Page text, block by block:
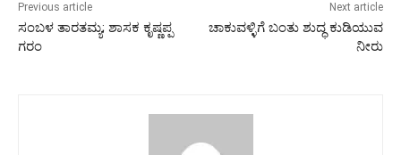
Previous article
ಸಂಬಳ ತಾರತಮ್ಯ; ಶಾಸಕ ಕೃಷ್ಣಪ್ಪ
ಗರಂ
Next article
ಚಾಕುವಳ್ಳಿಗೆ ಬಂತು ಶುದ್ಧ ಕುಡಿಯುವ
ನೀರು